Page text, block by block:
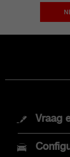
Nieuwe
Vraag